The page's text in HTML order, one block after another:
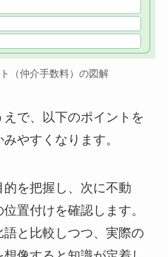
（仲介手数料）の図解
で、以下のポイントを
やすくなります。
を把握し、次に不動
置付けを確認します。
と比較しつつ、実際の